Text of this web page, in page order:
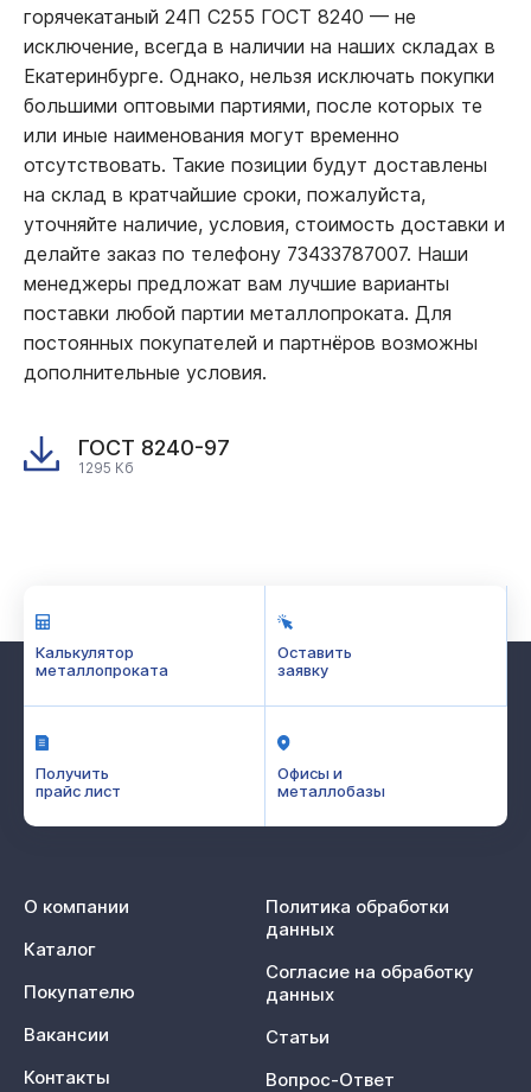
горячекатаный 24П С255 ГОСТ 8240 — не
исключение, всегда в наличии на наших складах в
Екатеринбурге. Однако, нельзя исключать покупки
большими оптовыми партиями, после которых те
или иные наименования могут временно
отсутствовать. Такие позиции будут доставлены
на склад в кратчайшие сроки, пожалуйста,
уточняйте наличие, условия, стоимость доставки и
делайте заказ по телефону 73433787007. Наши
менеджеры предложат вам лучшие варианты
поставки любой партии металлопроката. Для
постоянных покупателей и партнёров возможны
дополнительные условия.
ГОСТ 8240-97
1295 Кб
Калькулятор
металлопроката
Оставить
заявку
Получить
прайс лист
Офисы и
металлобазы
О компании
Каталог
Покупателю
Вакансии
Контакты
Политика обработки
данных
Согласие на обработку
данных
Статьи
Вопрос-Ответ